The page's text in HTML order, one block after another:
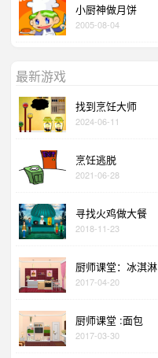
小厨神做月饼
2005-08-04
最新游戏
找到烹饪大师
2024-06-11
烹饪逃脱
2021-06-28
寻找火鸡做大餐
2018-11-23
厨师课堂：冰淇淋
2017-04-20
厨师课堂 :面包
2017-03-30